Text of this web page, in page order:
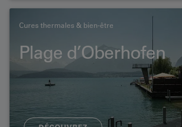
Cures thermales & bien-être
Plage d’Oberhofen